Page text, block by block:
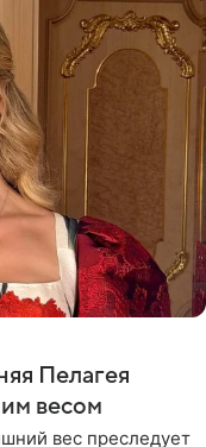
Пелагея
весом
вес преследует